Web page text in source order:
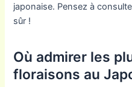
japonaise. Pensez à
sûr !
Où admirer les
floraisons au